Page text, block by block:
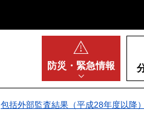
防災・ 緊急情報
包括外部監査結果（平成28年度以降）